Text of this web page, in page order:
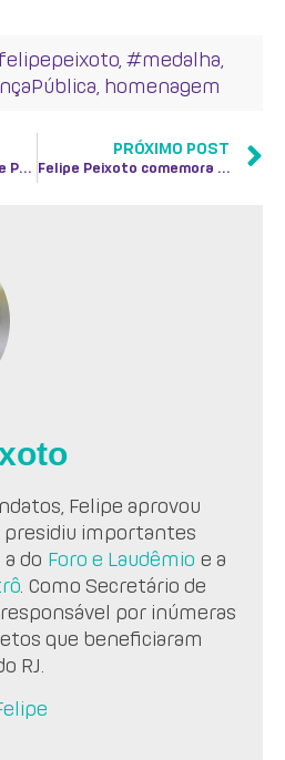
#medalha
homenagem
Projeto de Lei do Felipe Peixoto é aprovado na Alerj
PRÓXIMO POST
Felipe Peixoto comemora o parecer da AGU que reconhece pedido de anulação da cobrança de Foro e Laudêmio
Felipe aprovou
presidiu importantes
do Foro e Laudêmio e a
. Como Secretário de
por inúmeras
que beneficiaram
RJ.